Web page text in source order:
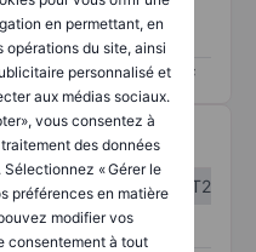
en permettant, en
du site, ainsi
personnalisé et
aux médias sociaux.
vous consentez à
des données
« Gérer le
préférences en matière
modifier vos
consentement à tout
(en anglais)
/
T1
T2